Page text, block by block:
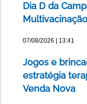
Dia D da
07/08/2026 | 13:41
Jogos e
estratégia
Venda Nova